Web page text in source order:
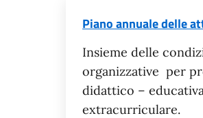
Piano annuale delle
Insieme delle
organizzative per
didattico –
extracurriculare.